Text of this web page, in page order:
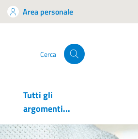
Area personale
Cerca
Tutti gli
argomenti...